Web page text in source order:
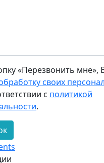
«Перезвонить мне»,
своих
с политикой
.